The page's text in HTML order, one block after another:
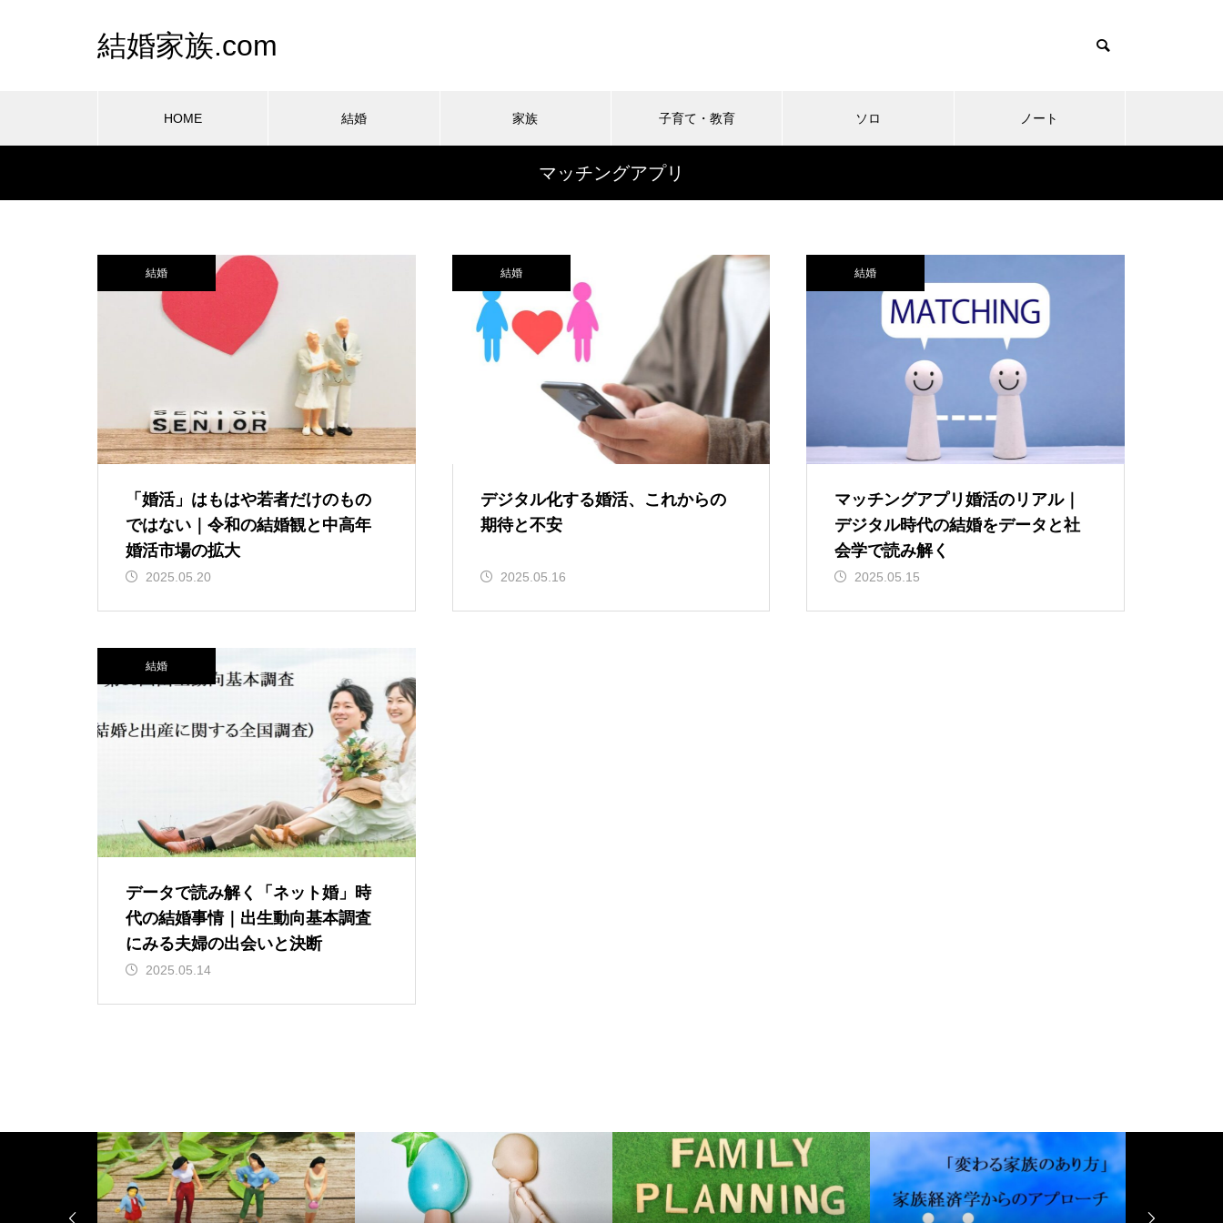
結婚家族.com
HOME 結婚 家族 子育て・教育 ソロ ノート
マッチングアプリ
結婚
「婚活」はもはや若者だけのもの
ではない｜令和の結婚観と中高年
婚活市場の拡大
2025.05.20
結婚
デジタル化する婚活、これからの
期待と不安
2025.05.16
結婚
マッチングアプリ婚活のリアル｜
デジタル時代の結婚をデータと社
会学で読み解く
2025.05.15
結婚
データで読み解く「ネット婚」時
代の結婚事情｜出生動向基本調査
にみる夫婦の出会いと決断
2025.05.14